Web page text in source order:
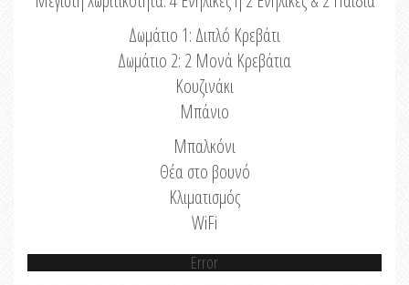
Δωμάτιο 1: Διπλό Κρεβάτι
Δωμάτιο 2: 2 Μονά Κρεβάτια
Κουζινάκι
Μπάνιο
Μπαλκόνι
Θέα στο βουνό
Κλιματισμός
WiFi
Error